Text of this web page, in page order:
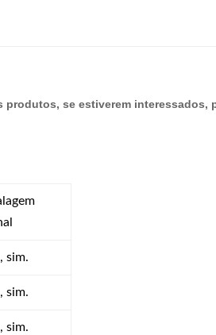
se estiverem interessados,
sim.
sim.
sim.